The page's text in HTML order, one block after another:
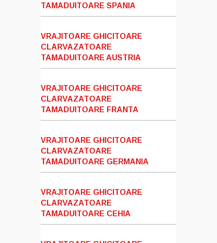
TAMADUITOARE SPANIA
VRAJITOARE GHICITOARE
CLARVAZATOARE
TAMADUITOARE AUSTRIA
VRAJITOARE GHICITOARE
CLARVAZATOARE
TAMADUITOARE FRANTA
VRAJITOARE GHICITOARE
CLARVAZATOARE
TAMADUITOARE GERMANIA
VRAJITOARE GHICITOARE
CLARVAZATOARE
TAMADUITOARE CEHIA